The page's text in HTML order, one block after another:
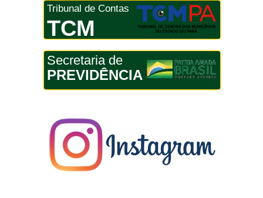
Tribunal de Contas
TCM
Secretaria de
PREVIDÊNCIA